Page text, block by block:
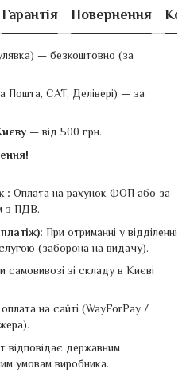
Гарантія Повернення
— безкоштовно (за
Пошта, САТ, Делівері) — за
— від 500 грн.
: Оплата на рахунок ФОП або за
з ПДВ.
При отриманні у відділенні
(заборона на видачу).
самовивозі зі складу в Києві
на сайті (WayForPay /
відповідає державним
умовам виробника.